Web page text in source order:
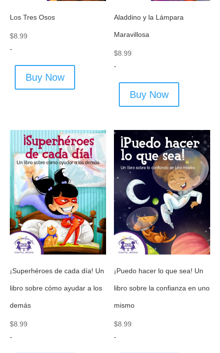
Los Tres Osos
$8.99
-
Buy Now
Aladdino y la Lámpara
Maravillosa
$8.99
-
Buy Now
¡Superhéroes de cada día! Un
libro sobre cómo ayudar a los
demás
$8.99
-
¡Puedo hacer lo que sea! Un
libro sobre la confianza en uno
mismo
$8.99
-